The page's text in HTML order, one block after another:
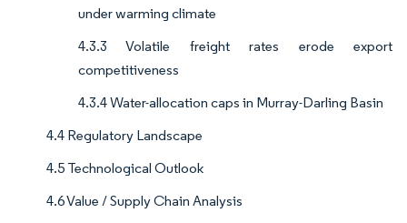
under warming climate
4.3.3 Volatile freight rates erode export
competitiveness
4.3.4 Water-allocation caps in Murray-Darling Basin
4.4 Regulatory Landscape
4.5 Technological Outlook
4.6 Value / Supply Chain Analysis